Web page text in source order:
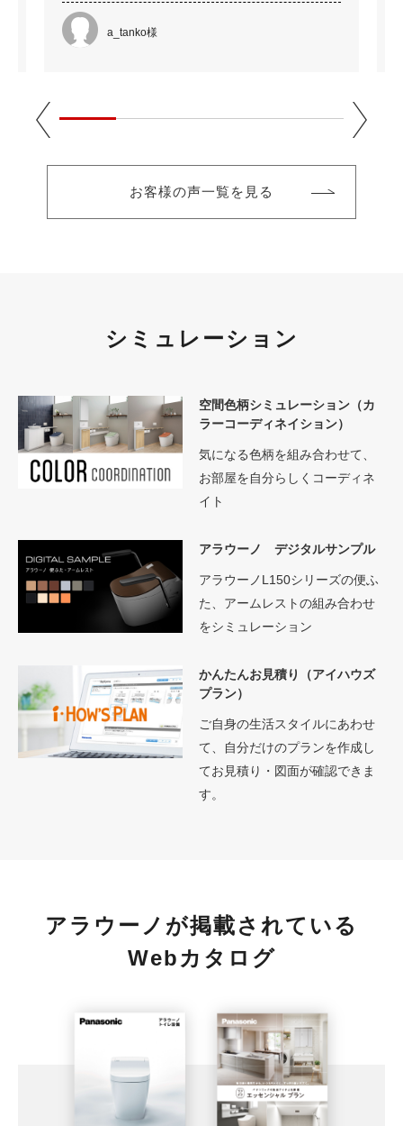
a_tanko様
お客様の声一覧を見る
シミュレーション
空間色柄シミュレーション（カ
ラーコーディネイション）
気になる色柄を組み合わせて、
お部屋を自分らしくコーディネ
イト
アラウーノ デジタルサンプル
アラウーノL150シリーズの便ふ
た、アームレストの組み合わせ
をシミュレーション
かんたんお見積り（アイハウズ
プラン）
ご自身の生活スタイルにあわせ
て、自分だけのプランを作成し
てお見積り・図面が確認できま
す。
アラウーノが掲載されている
Webカタログ